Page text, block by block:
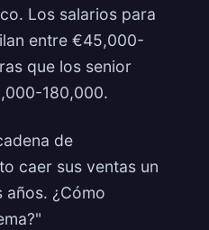
Los salarios para
entre €45,000-
que los senior
180,000.
de
caer sus ventas un
años. ¿Cómo